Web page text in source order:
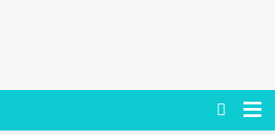
Cerca